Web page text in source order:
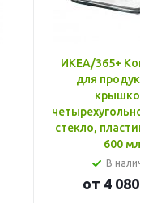
ИКЕА/365+
для
крышкой,
стекло, пластик
600 мл
В
от 4 080 ₸